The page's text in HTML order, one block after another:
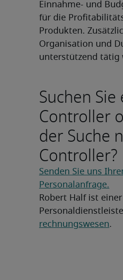
Einnahme- und
für die
Produkten.
Organisation und
unterstützend tätig
Suchen Sie
Controller
der Suche
Controller?
Senden Sie uns
Personalanfrage.
Robert Half ist
rechnungswesen.